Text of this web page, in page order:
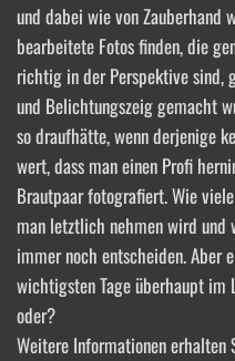
und dabei wie von Zauberhand
bearbeitete Fotos finden, die
richtig in der Perspektive
und Belichtungszeig gemacht
so draufhätte, wenn derjenige
wert, dass man einen Profi
Brautpaar fotografiert. Wie
man letztlich nehmen wird und
immer noch entscheiden. Aber
wichtigsten Tage überhaupt im
oder?
Weitere Informationen erhalten